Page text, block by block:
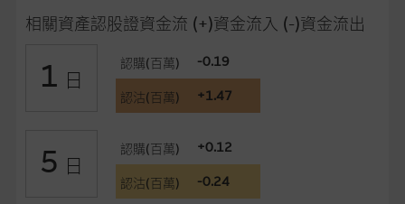
相關資產認股證資金流 (+)資金流入 (-)資金流出
1 日
認購(百萬) -0.19
認沽(百萬) +1.47
5 日
認購(百萬) +0.12
認沽(百萬) -0.24
在法律最大許可的情況下，麥格理集團及其任何相關公司或其董
事、高層職員、僱員或代理人不作陳述，亦不保證網站內容，或
任何與本網站相連結的第三者網站，在任何用途方面均可靠、完
整、合時及準確，對任何因任何形式(包括疏忽)由於網站內容的
錯誤、失實、遺漏、或任何人士對網站內容的依賴而導致的損失
本使用條款的所有方面均受香港法例管限。